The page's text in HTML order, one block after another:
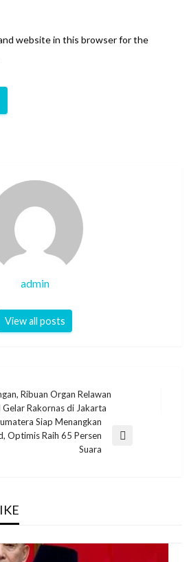
website in this browser for the
admin
View all posts
Ribuan Organ Relawan
Rakornas di Jakarta
Siap Menangkan
Optimis Raih 65 Persen
Suara